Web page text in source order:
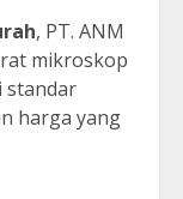
, PT. ANM
mikroskop
standar
harga yang